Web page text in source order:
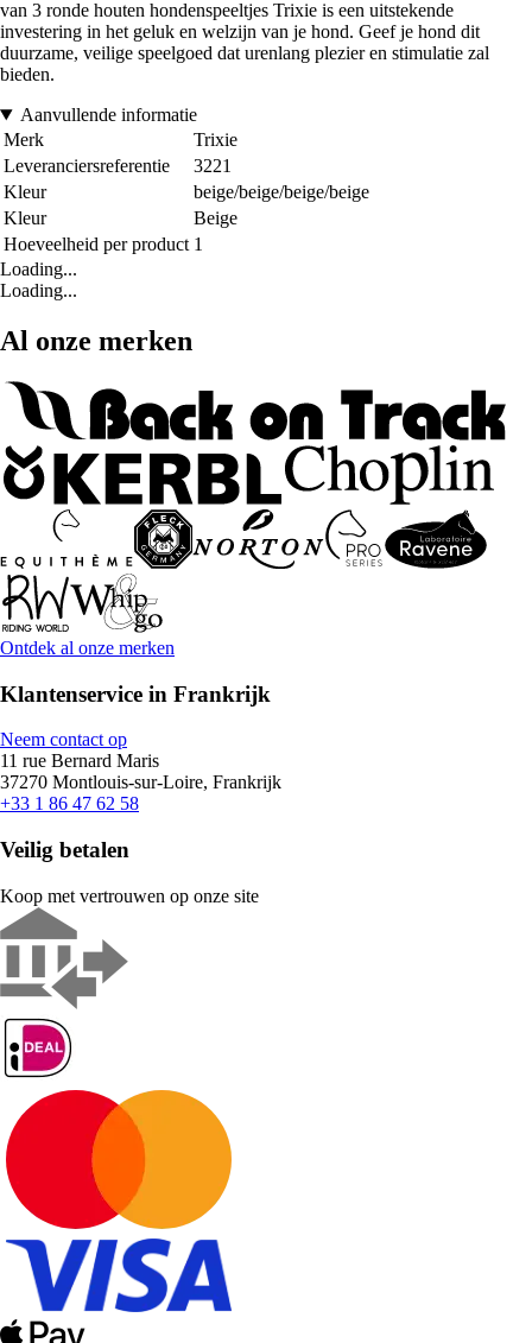
van 3 ronde houten hondenspeeltjes Trixie is een uitstekende
investering in het geluk en welzijn van je hond. Geef je hond dit
duurzame, veilige speelgoed dat urenlang plezier en stimulatie zal
bieden.
Aanvullende informatie
Merk
Trixie
Leveranciersreferentie
3221
Kleur
beige/beige/beige/beige
Kleur
Beige
Hoeveelheid per product 1
Loading...
Loading...
Al onze merken
Ontdek al onze merken
Klantenservice in Frankrijk
Neem contact op
11 rue Bernard Maris
37270 Montlouis-sur-Loire, Frankrijk
+33 1 86 47 62 58
Veilig betalen
Koop met vertrouwen op onze site